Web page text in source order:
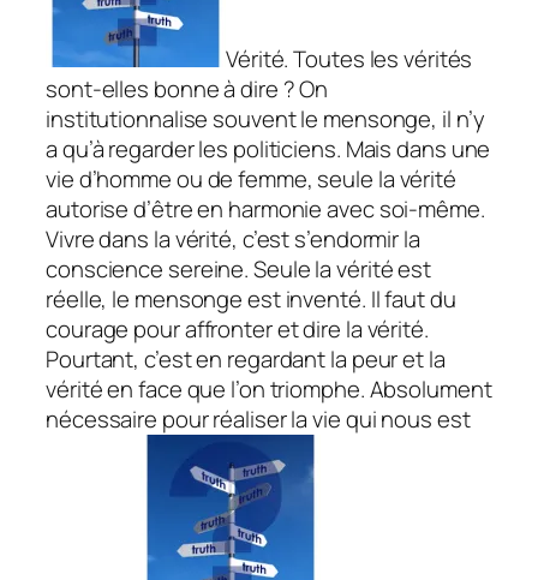
Vérité. Toutes les vérités
sont-elles bonne à dire ? On
institutionnalise souvent le mensonge, il n’y
a qu’à regarder les politiciens. Mais dans une
vie d’homme ou de femme, seule la vérité
autorise d’être en harmonie avec soi-même.
Vivre dans la vérité, c’est s’endormir la
conscience sereine. Seule la vérité est
réelle, le mensonge est inventé. Il faut du
courage pour affronter et dire la vérité.
Pourtant, c’est en regardant la peur et la
vérité en face que l’on triomphe. Absolument
nécessaire pour réaliser la vie qui nous est